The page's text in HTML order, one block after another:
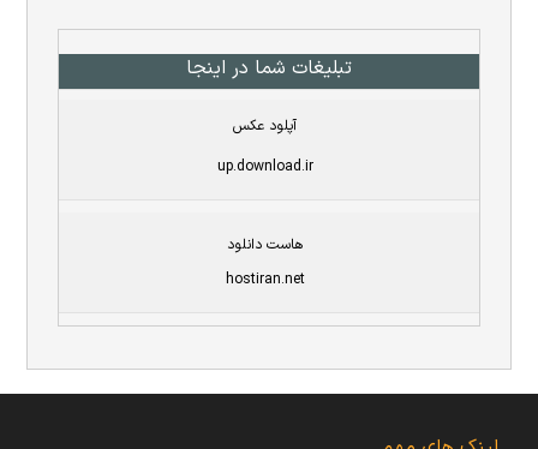
تبلیغات شما در اینجا
آپلود عکس
up.download.ir
هاست دانلود
hostiran.net